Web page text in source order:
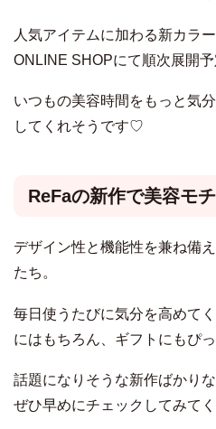
人気アイテムに加わる新カラ
ONLINE SHOPにて順次展開予
いつもの美容時間をもっと気
してくれそうです♡
ReFaの新作で美容モ
デザイン性と機能性を兼ね備
たち。
毎日使うたびに気分を高めて
にはもちろん、ギフトにもぴ
話題になりそうな新作ばかり
ぜひ早めにチェックしてみてく